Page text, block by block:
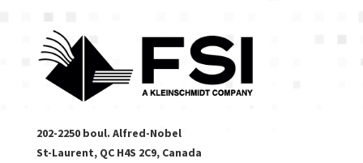
202-2250 boul. Alfred-Nobel
St-Laurent, QC H4S 2C9, Canada